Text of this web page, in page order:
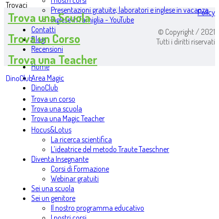
Presentazioni gratuite, laboratori e inglese in vacanza
Inglese in famiglia - YouTube
Contatti
Blog
Recensioni
Home
Area Magic
DinoClub
Trova un corso
Trova una scuola
Trova una Magic Teacher
Hocus&Lotus
La ricerca scientifica
L’ideatrice del metodo Traute Taeschner
Diventa Insegnante
Corsi di Formazione
Webinar gratuiti
Sei una scuola
Sei un genitore
Il nostro programma educativo
Trovaci
Trova una Scuola
Trova un Corso
Trova una Teacher
DinoClub
Policy
© Copyright / 2021
Tutti i diritti riservati